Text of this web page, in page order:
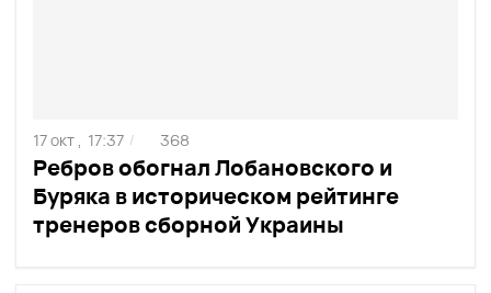
Ребров обогнал Лобановского и
Буряка в историческом рейтинге
тренеров сборной Украины
17 окт , 17:37 / 368